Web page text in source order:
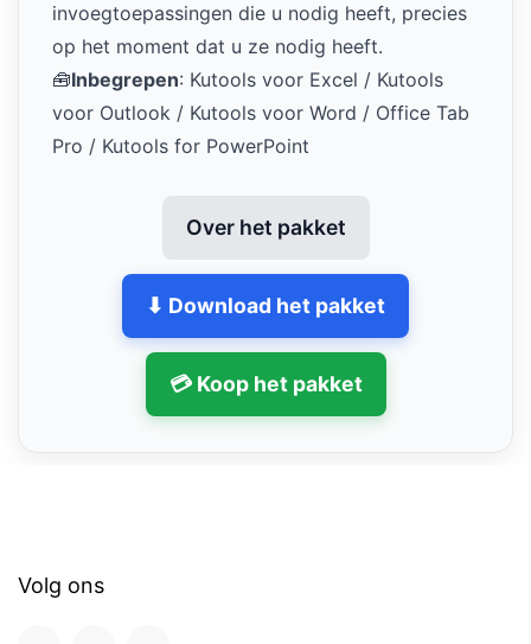
invoegtoepassingen die u nodig heeft, precies
op het moment dat u ze nodig heeft.
🧰Inbegrepen: Kutools voor Excel / Kutools
voor Outlook / Kutools voor Word / Office Tab
Pro / Kutools for PowerPoint
Over het pakket
⬇ Download het pakket
💳 Koop het pakket
Volg ons